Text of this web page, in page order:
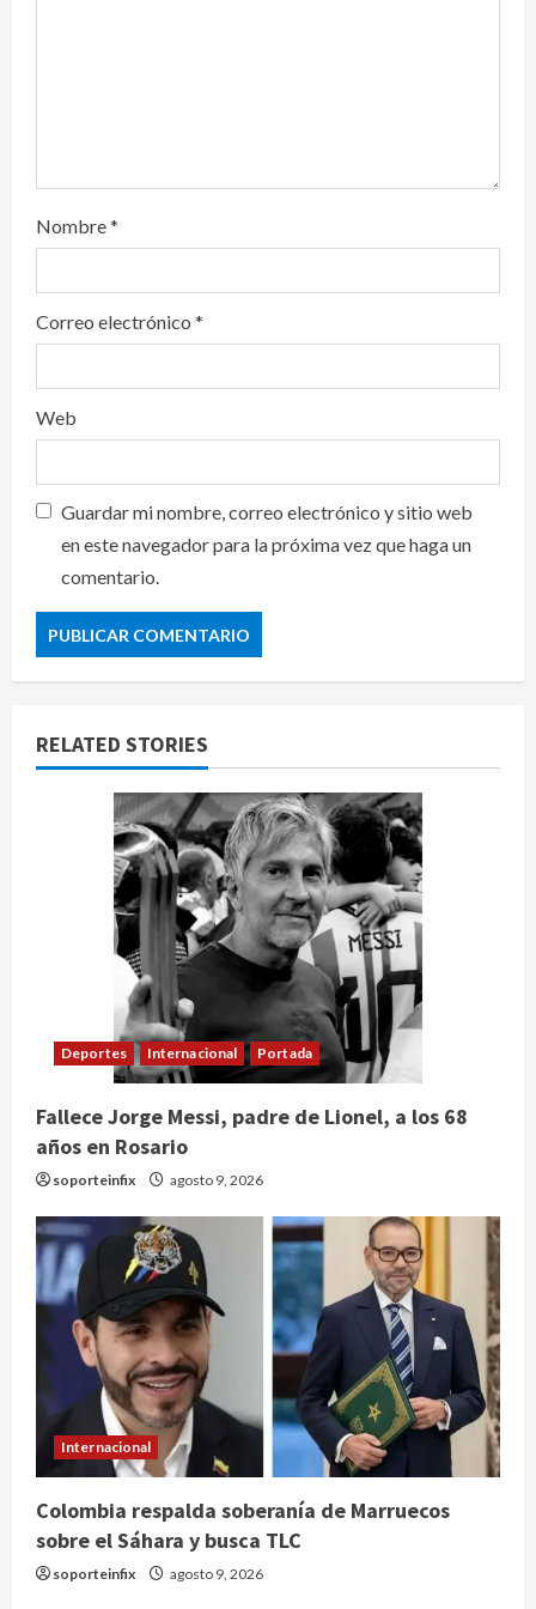
Nombre*
Correo electrónico *
Web
Guardar mi nombre, correo electrónico y sitio web
en este navegador para la próxima vez que haga un
comentario.
RELATED STORIES
Deportes Internacional Portada
Fallece Jorge Messi, padre de Lionel, a los 68
años en Rosario
soporteinfix agosto 9, 2026
Internacional
Colombia respalda soberanía de Marruecos
sobre el Sáhara y busca TLC
soporteinfix agosto 9, 2026
Detienen a ‘El Pony’ con fusil M4,
drogas y arsenal en carretera de
Tabasco